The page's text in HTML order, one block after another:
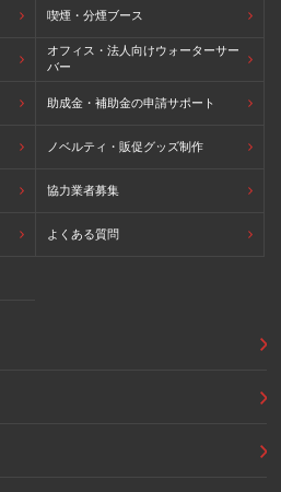
喫煙・分煙ブース
オフィス・法人向けウォーターサー
バー
助成金・補助金の申請サポート
ノベルティ・販促グッズ制作
協力業者募集
よくある質問